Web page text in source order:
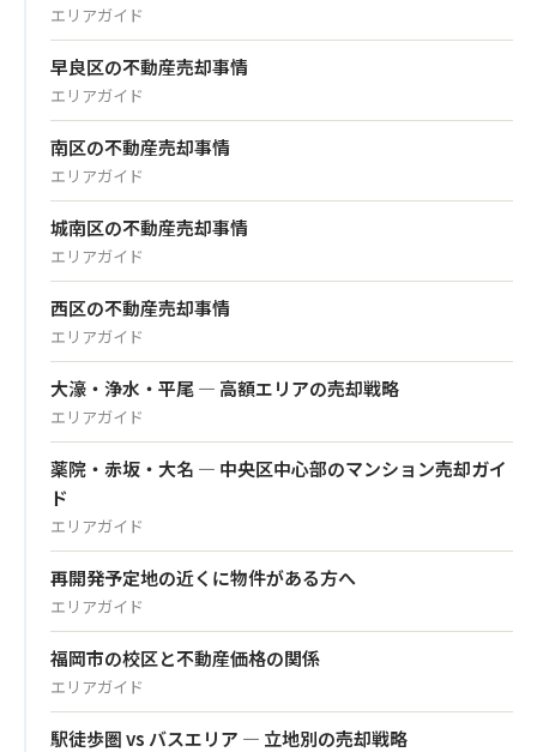
エリアガイド
早良区の不動産売却事情
エリアガイド
南区の不動産売却事情
エリアガイド
城南区の不動産売却事情
エリアガイド
西区の不動産売却事情
エリアガイド
大濠・浄水・平尾 — 高額エリアの売却戦略
エリアガイド
薬院・赤坂・大名 — 中央区中心部のマンション売却ガイ
ド
エリアガイド
再開発予定地の近くに物件がある方へ
エリアガイド
福岡市の校区と不動産価格の関係
エリアガイド
駅徒歩圏 vs バスエリア — 立地別の売却戦略